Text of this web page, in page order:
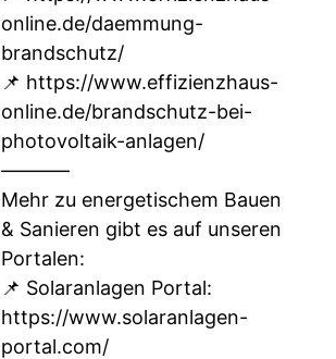
online.de/daemmung-
brandschutz/
📌 https://www.effizienzhaus-
online.de/brandschutz-bei-
photovoltaik-anlagen/
–––––––
Mehr zu energetischem Bauen
& Sanieren gibt es auf unseren
Portalen:
📌 Solaranlagen Portal:
https://www.solaranlagen-
portal.com/